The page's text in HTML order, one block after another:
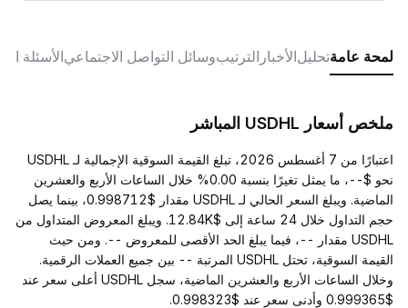
لمحة عامةتحليلالأخبار الترتيبوسائل التواصل الاجتماعيالأسئلة
ملخص أسعار USDHL المباشر
اعتبارًا من 7 أغسطس 2026، تبلغ القيمة السوقية الإجمالية لـ USDHL
نحو $--، ما يمثل تغيرًا بنسبة 0.00% خلال الساعات الأربع والعشرين
الماضية. ويبلغ السعر الحالي لـ USDHL مقدار $0.998712، بينما يصل
حجم التداول خلال 24 ساعة إلى $12.84K. ويبلغ المعروض المتداول من
USDHL مقدار --، فيما يبلغ الحد الأقصى للمعروض --. ومن حيث
القيمة السوقية، تحتل USDHL المرتبة -- بين جميع العملات الرقمية.
وخلال الساعات الأربع والعشرين الماضية، سجل USDHL أعلى سعر عند
$0.999365 وأدنى سعر عند $0.998323.